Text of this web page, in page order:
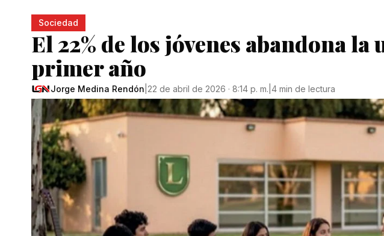
Sociedad
El 22% de los jóvenes abandona
primer año
Jorge Medina Rendón 22 de abril de 2026 · 8:14 p. m. 4 min de lectura